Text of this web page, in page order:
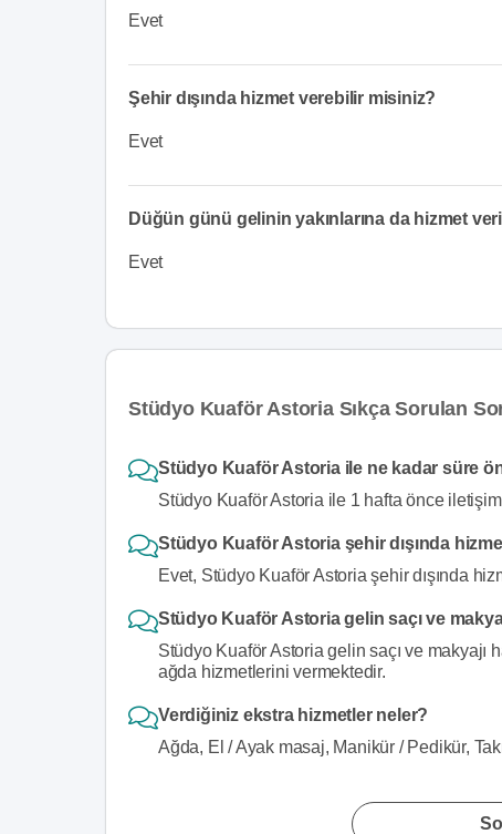
Evet
Şehir dışında hizmet verebilir misiniz?
Evet
Düğün günü gelinin yakınlarına da hizmet
Evet
Stüdyo Kuaför Astoria Sıkça Sorulan
Stüdyo Kuaför Astoria ile ne kadar süre
Stüdyo Kuaför Astoria ile 1 hafta önce
Stüdyo Kuaför Astoria şehir dışında
Evet, Stüdyo Kuaför Astoria şehir dışında
Stüdyo Kuaför Astoria gelin saçı ve
Stüdyo Kuaför Astoria gelin saçı ve
ağda hizmetlerini vermektedir.
Verdiğiniz ekstra hizmetler neler?
Ağda, El / Ayak masaj, Manikür / Pedikür,